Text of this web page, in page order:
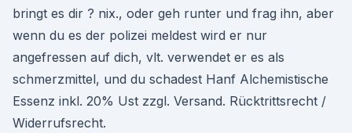
bringt es dir ? nix., oder geh runter und frag ihn, aber
wenn du es der polizei meldest wird er nur
angefressen auf dich, vlt. verwendet er es als
schmerzmittel, und du schadest Hanf Alchemistische
Essenz inkl. 20% Ust zzgl. Versand. Rücktrittsrecht /
Widerrufsrecht.